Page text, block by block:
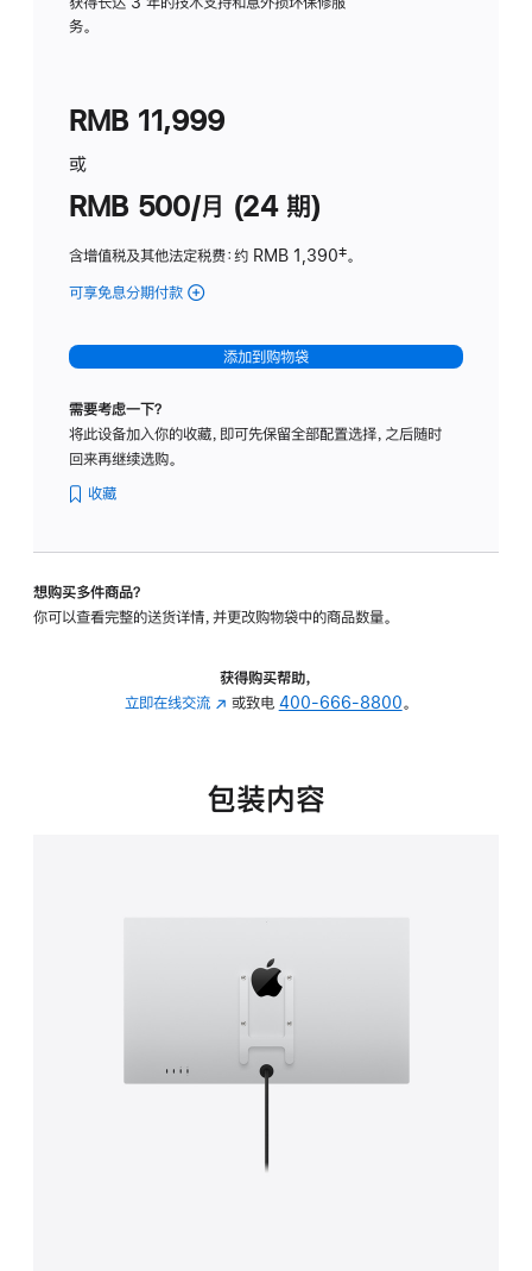
务。
RMB 11,999
或
RMB 500/月 (24 期)
含增值税及其他法定税费：约 RMB 1,390脚
‡。
可享免息分期付款 (Studio
-
标
璃
转
的
添加到购物袋
需要考虑一下？
将此设备加入你的收藏，即可先保留全部配置选择，之后随时
回来再继续选购。
收藏
想购买多件商品？
你可以查看完整的送货详情，并更改购物袋中的商品数量。
获得购买帮助，
立即在线交流 (在
中
或致电 400-666-8800。
包装内容